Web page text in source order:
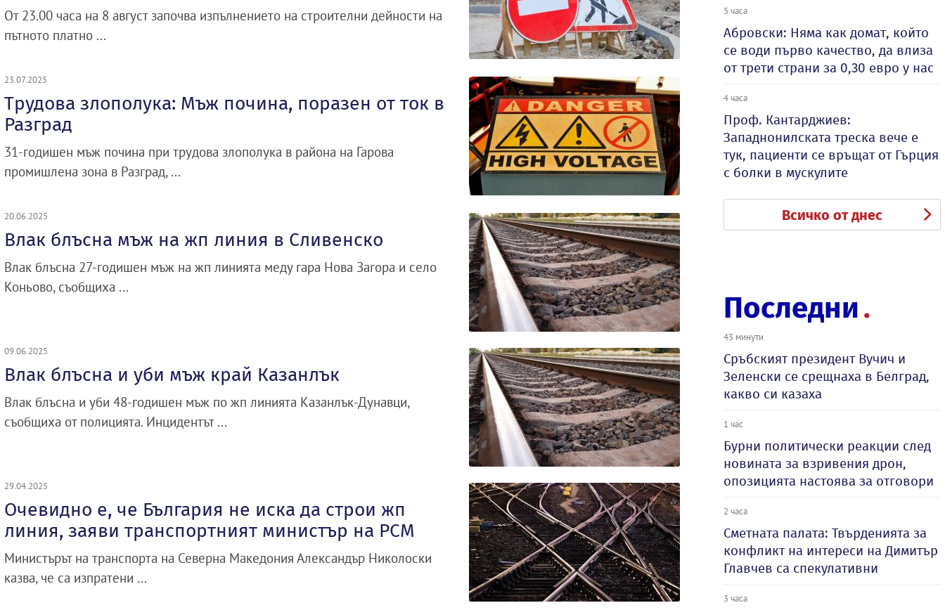
От 23.00 часа на 8 август започва изпълнението на строителни дейности на
пътното платно ...
23.07.2025
Трудова злополука: Мъж почина, поразен от ток в
Разград
31-годишен мъж почина при трудова злополука в района на Гарова
промишлена зона в Разград, ...
20.06.2025
Влак блъсна мъж на жп линия в Сливенско
Влак блъсна 27-годишен мъж на жп линията меду гара Нова Загора и село
Коньово, съобщиха ...
09.06.2025
Влак блъсна и уби мъж край Казанлък
Влак блъсна и уби 48-годишен мъж по жп линията Казанлък-Дунавци,
съобщиха от полицията. Инцидентът ...
29.04.2025
Очевидно е, че България не иска да строи жп
линия, заяви транспортният министър на РСМ
Министърът на транспорта на Северна Македония Александър Николоски
казва, че са изпратени ...
5 часа
Абровски: Няма как домат, който
се води първо качество, да влиза
от трети страни за 0,30 евро у нас
4 часа
Проф. Кантарджиев:
Западнонилската треска вече е
тук, пациенти се връщат от Гърция
с болки в мускулите
Всичко от днес
Последни
43 минути
Сръбският президент Вучич и
Зеленски се срещнаха в Белград,
какво си казаха
1 час
Бурни политически реакции след
новината за взривения дрон,
опозицията настоява за отговори
2 часа
Сметната палата: Твърденията за
конфликт на интереси на Димитър
Главчев са спекулативни
3 часа